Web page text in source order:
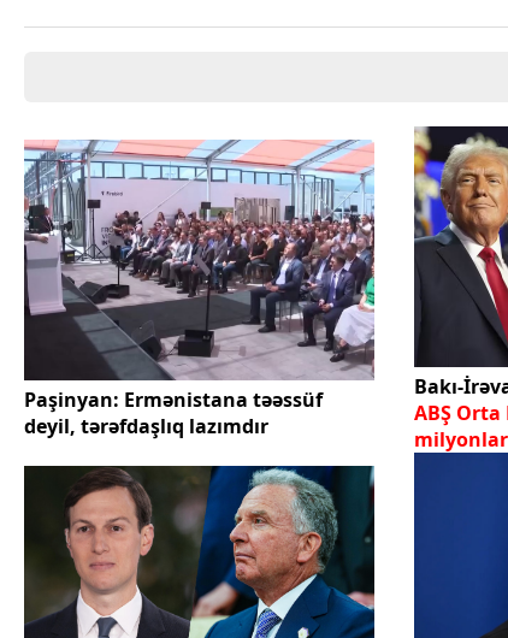
Paşinyan: Ermənistana təəssüf
deyil, tərəfdaşlıq lazımdır
Bakı-
ABŞ
milyonlar